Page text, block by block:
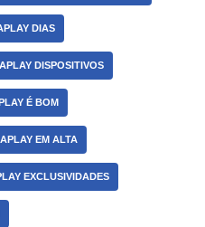
DIAS
DISPOSITIVOS
É BOM
EM ALTA
EXCLUSIVIDADES